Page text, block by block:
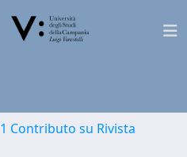
1 Contributo su Rivista